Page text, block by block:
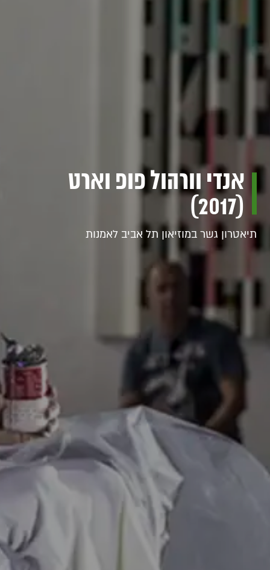
אנדי וורהול פופ וארט
(2017)
תיאטרון גשר במוזיאון תל אביב לאמנות